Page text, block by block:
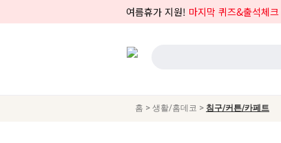
여름휴가 지원! 마지막 퀴즈&출석체크
홈 > 생활/홈데코 > 침구/커튼/카페트